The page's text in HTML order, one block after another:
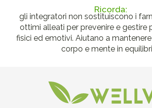
Ricorda:
gli integratori non sostituiscono i
ottimi alleati per prevenire e gestire
fisici ed emotivi. Aiutano a
corpo e mente in